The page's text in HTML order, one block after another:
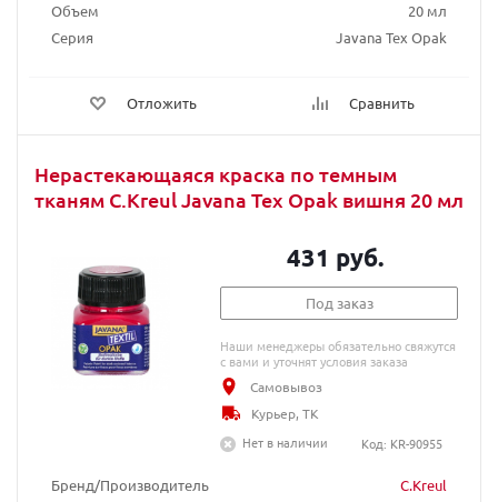
Объем
20 мл
Серия
Javana Tex Opak
Отложить Сравнить
Нерастекающаяся краска по темным
тканям C.Kreul Javana Tex Opak вишня 20 мл
Бренд/Производитель C.Kreul
431 руб.
Под заказ
Наши менеджеры обязательно свяжутся
с вами и уточнят условия заказа
Самовывоз
Курьер, ТК
Нет в наличии
Код: KR-90955